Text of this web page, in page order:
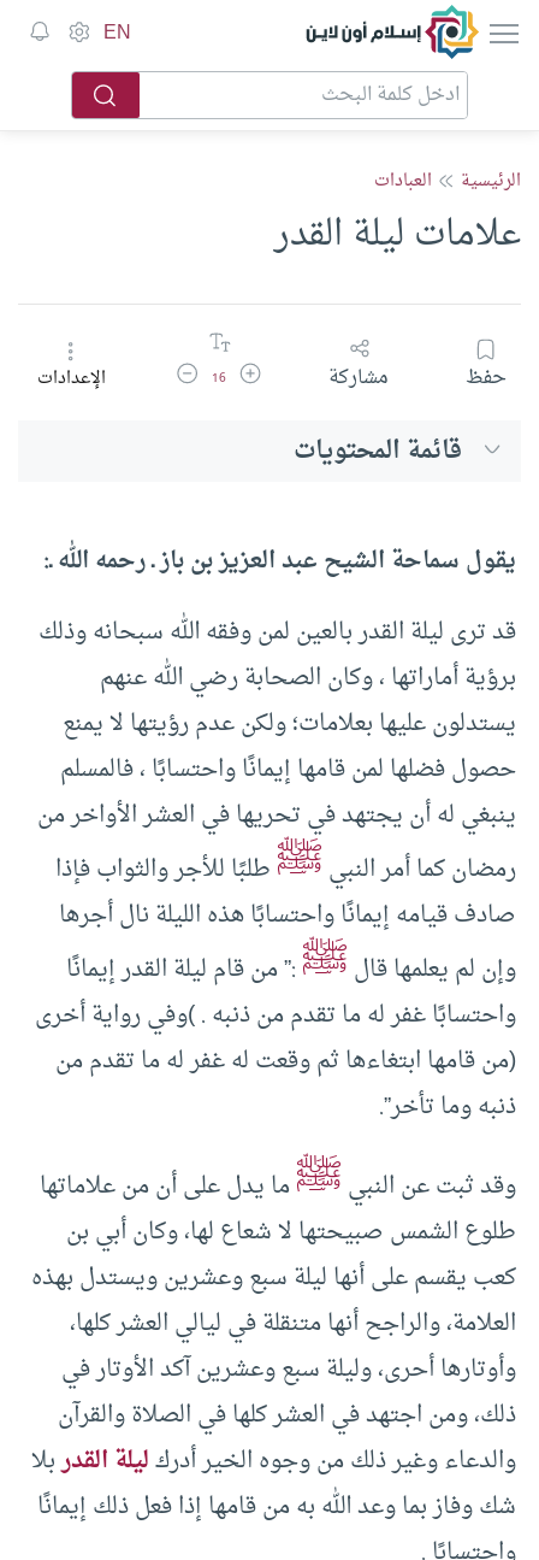
إسلام أون لاين EN
الرئيسية العبادات
علامات ليلة القدر
حفظ مشاركة زيادة حجم الخط
16 تقليل حجم الخطالإعدادات
قائمة المحتويات
يقول سماحة الشيح عبد العزيز بن باز ـ رحمه الله ـ:
قد ترى ليلة القدر بالعين لمن وفقه الله سبحانه وذلك
برؤية أماراتها ، وكان الصحابة رضي الله عنهم
يستدلون عليها بعلامات؛ ولكن عدم رؤيتها لا يمنع
حصول فضلها لمن قامها إيمانًا واحتسابًا ، فالمسلم
ينبغي له أن يجتهد في تحريها في العشر الأواخر من
رمضان كما أمر النبيﷺطلبًا للأجر والثواب فإذا
صادف قيامه إيمانًا واحتسابًا هذه الليلة نال أجرها
وإن لم يعلمها قالﷺ:” من قام ليلة القدر إيمانًا
واحتسابًا غفر له ما تقدم من ذنبه . )وفي رواية أخرى
(من قامها ابتغاءها ثم وقعت له غفر له ما تقدم من
ذنبه وما تأخر”.
وقد ثبت عن النبيﷺما يدل على أن من علاماتها
طلوع الشمس صبيحتها لا شعاع لها، وكان أبي بن
كعب يقسم على أنها ليلة سبع وعشرين ويستدل بهذه
العلامة، والراجح أنها متنقلة في ليالي العشر كلها،
وأوتارها أحرى، وليلة سبع وعشرين آكد الأوتار في
ذلك، ومن اجتهد في العشر كلها في الصلاة والقرآن
والدعاء وغير ذلك من وجوه الخير أدركليلة القدربلا
شك وفاز بما وعد الله به من قامها إذا فعل ذلك إيمانًا